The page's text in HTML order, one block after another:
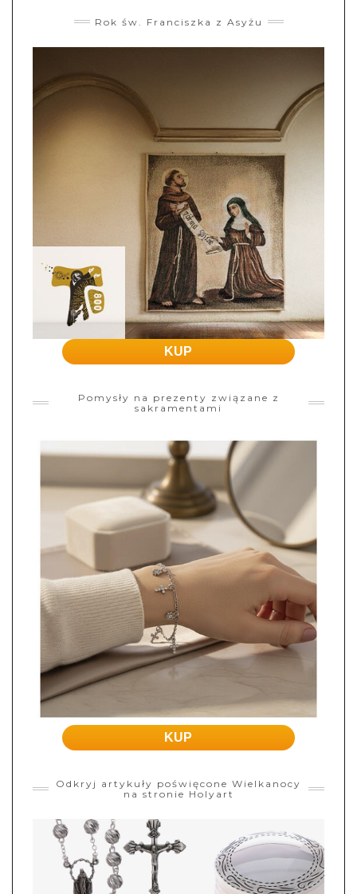
Rok św. Franciszka z Asyżu
KUP
Pomysły na prezenty związane z
sakramentami
KUP
Odkryj artykuły poświęcone Wielkanocy
na stronie Holyart